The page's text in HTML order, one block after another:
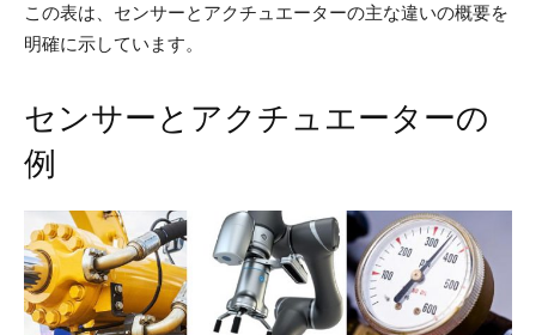
この表は、センサーとアクチュエーターの主な違いの概要を
明確に示しています。
センサーとアクチュエーターの
例